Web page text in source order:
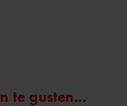
te gusten...